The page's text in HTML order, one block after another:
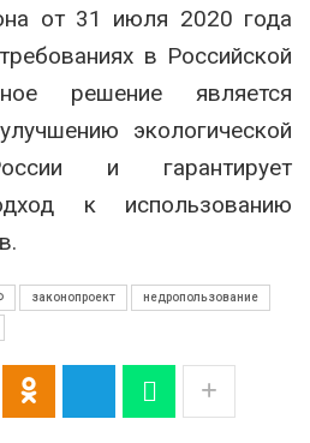
от 31 июля 2020 года
в Российской
решение является
экологической
и гарантирует
к использованию
законопроект недропользование